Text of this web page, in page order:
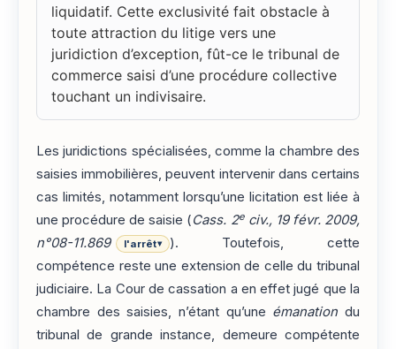
liquidatif. Cette exclusivité fait obstacle à
toute attraction du litige vers une
juridiction d’exception, fût-ce le tribunal de
commerce saisi d’une procédure collective
touchant un indivisaire.
Les juridictions spécialisées, comme la chambre des
saisies immobilières, peuvent intervenir dans certains
cas limités, notamment lorsqu’une licitation est liée à
une procédure de saisie (Cass. 2eciv., 19 févr. 2009,
n°08-11.869
l'arrêt▾
). Toutefois, cette
compétence reste une extension de celle du tribunal
judiciaire. La Cour de cassation a en effet jugé que la
chambre des saisies, n’étant qu’une émanation du
tribunal de grande instance, demeure compétente